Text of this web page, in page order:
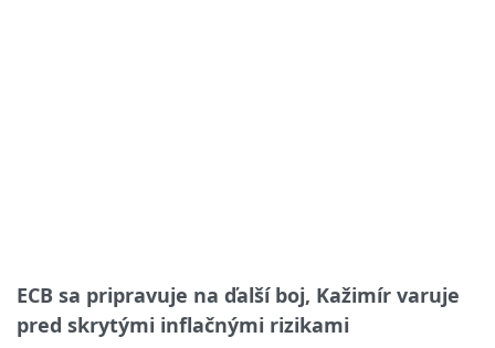
ECB sa pripravuje na ďalší boj, Kažimír varuje
pred skrytými inflačnými rizikami